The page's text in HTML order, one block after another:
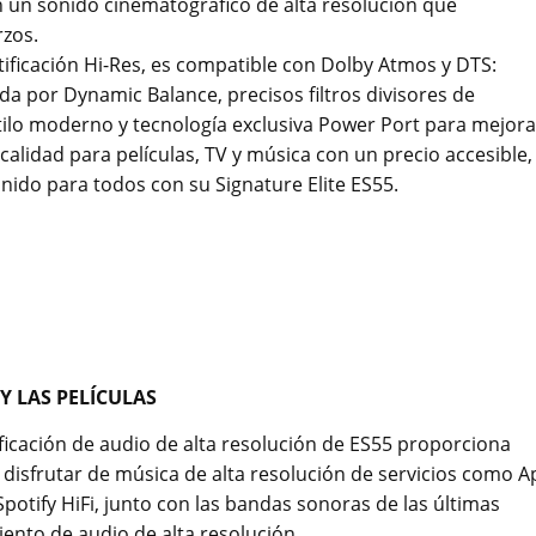
Hi-Res, es compatible con Dolby Atmos y DTS:
por Dynamic Balance, precisos filtros divisores de
moderno y tecnología exclusiva Power Port para
para películas, TV y música con un precio accesible,
para todos con su Signature Elite ES55.
LAS PELÍCULAS
de audio de alta resolución de ES55 proporciona
de música de alta resolución de servicios como
HiFi, junto con las bandas sonoras de las últimas